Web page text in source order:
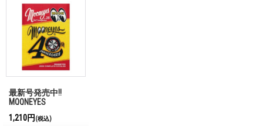
最新号発売中!!
MQQNEYES
Magazine No.28 2026
1,210円 (税込)